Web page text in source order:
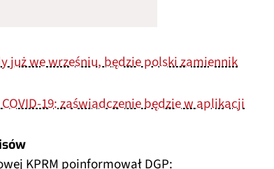
już we wrześniu, będzie polski zamiennik
19: zaświadczenie będzie w aplikacji
KPRM poinformował DGP: